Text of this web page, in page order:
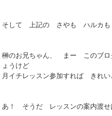
そして 上記の さやも ハルカも
榊のお兄ちゃん、 まー このブロ
ょうけど
月イチレッスン参加すれば きれ
あ！ そうだ レッスンの案内渡せ